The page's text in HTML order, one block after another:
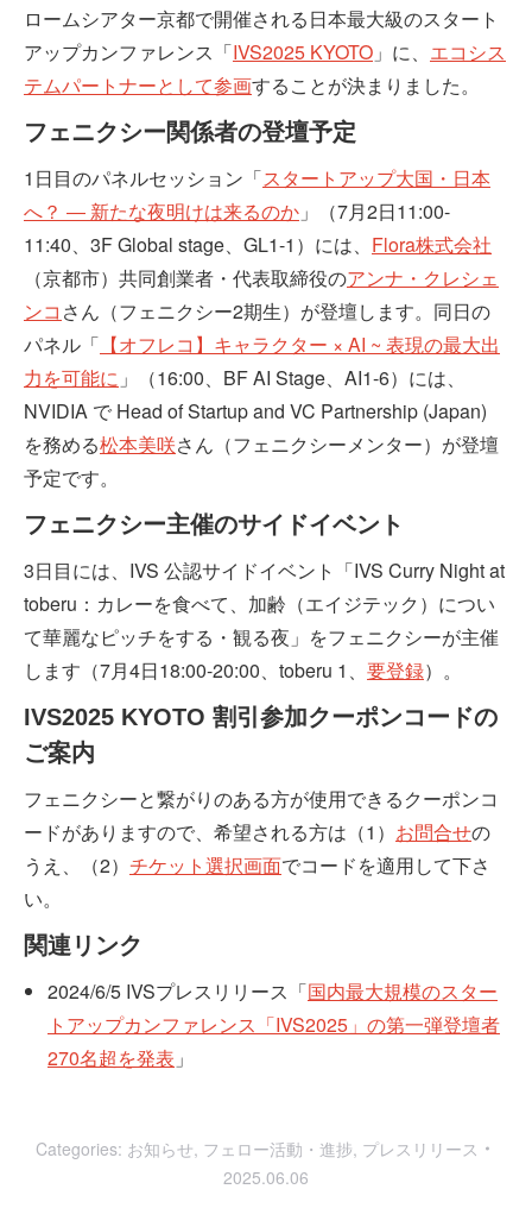
ロームシアター京都で開催される日本最大級のスタート
アップカンファレンス「IVS2025 KYOTO 」に、 エコシス
テムパートナーとして参画することが決まりました。
フェニクシー関係者の登壇予定
1日目のパネルセッション「スタートアップ大国・日本
へ？ ― 新たな夜明けは来るのか 」（7月2日11:00-
11:40、3F Global stage、GL1-1）には、 Flora株式会社
（京都市）共同創業者・代表取締役のアンナ・クレシェ
ンコ さん（フェニクシー2期生）が登壇します。同日の
パネル「 【オフレコ】キャラクター × AI ~ 表現の最大出
力を可能に 」（16:00、BF AI Stage、AI1-6）には、
NVIDIA で Head of Startup and VC Partnership (Japan)
を務める松本美咲さん（フェニクシーメンター）が登壇
予定です。
フェニクシー主催のサイドイベント
3日目には、IVS 公認サイドイベント「IVS Curry Night at
toberu：カレーを食べて、加齢（エイジテック）につい
て華麗なピッチをする・観る夜」をフェニクシーが主催
します（7月4日18:00-20:00、toberu 1、 要登録）。
IVS2025 KYOTO 割引参加クーポンコードの
ご案内
フェニクシーと繋がりのある方が使用できるクーポンコ
ードがありますので、希望される方は（1） お問合せの
うえ、（2） チケット選択画面でコードを適用して下さ
い。
関連リンク
2024/6/5 IVSプレスリリース「国内最大規模のスター
トアップカンファレンス「IVS2025」の第一弾登壇者
270名超を発表 」
Categories: お知らせ, フェロー活動・進捗, プレスリリース
2025.06.06